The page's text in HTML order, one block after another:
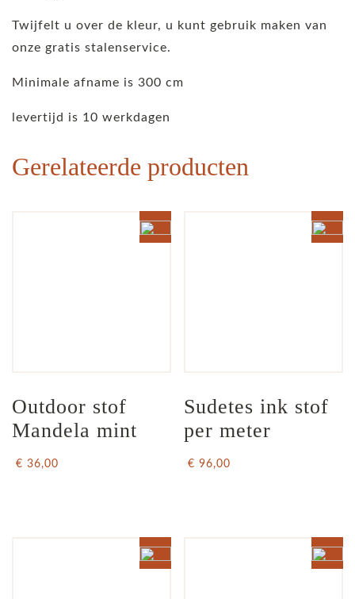
Twijfelt u over de kleur, u kunt gebruik maken van
onze gratis stalenservice.
Minimale afname is 300 cm
levertijd is 10 werkdagen
Gerelateerde producten
Outdoor stof
Mandela mint
€ 36,00
Sudetes ink stof
per meter
€ 96,00